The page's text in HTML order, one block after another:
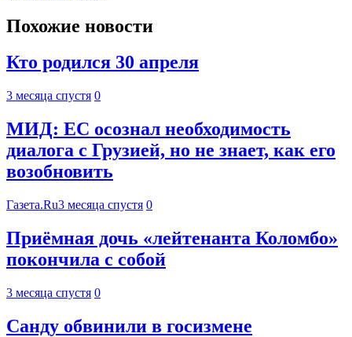
Похожие новости
Кто родился 30 апреля
3 месяца спустя 0
МИД: ЕС осознал необходимость
диалога с Грузией, но не знает, как его
возобновить
Газета.Ru3 месяца спустя 0
Приёмная дочь «лейтенанта Коломбо»
покончила с собой
3 месяца спустя 0
Санду обвинили в госизмене